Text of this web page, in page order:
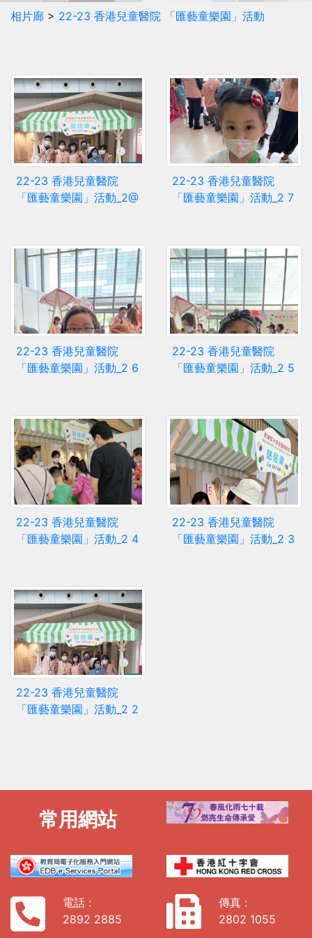
相片廊 > 22-23 香港兒童醫院 「匯藝童樂園」活動
22-23 香港兒童醫院
「匯藝童樂園」活動_2@
22-23 香港兒童醫院
「匯藝童樂園」活動_2 7
22-23 香港兒童醫院
「匯藝童樂園」活動_2 6
22-23 香港兒童醫院
「匯藝童樂園」活動_2 5
22-23 香港兒童醫院
「匯藝童樂園」活動_2 4
22-23 香港兒童醫院
「匯藝童樂園」活動_2 3
22-23 香港兒童醫院
「匯藝童樂園」活動_2 2
常用網站
電話 :
2892 2885
傳真 :
2802 1055